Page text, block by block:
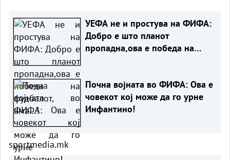
УЕФА не и простува на ФИФА:
Добро е што планот
пропадна,ова е победа на
Почна војната во ФИФА: Ова е
човекот кој може да го урне
Инфантино!
sportmedia.mk